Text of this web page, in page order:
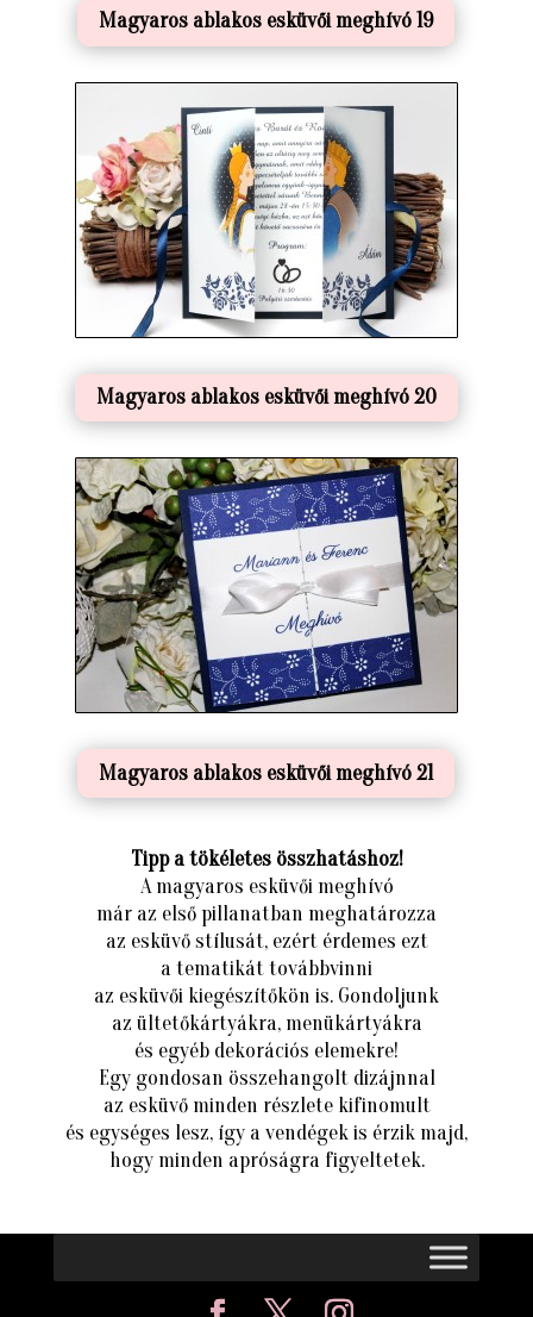
Magyaros ablakos esküvői meghívó 19
Magyaros ablakos esküvői meghívó 20
Magyaros ablakos esküvői meghívó 21
Tipp a tökéletes összhatáshoz!
A magyaros esküvői meghívó
már az első pillanatban meghatározza
az esküvő stílusát, ezért érdemes ezt
a tematikát továbbvinni
az esküvői kiegészítőkön is. Gondoljunk
az ültetőkártyákra, menükártyákra
és egyéb dekorációs elemekre!
Egy gondosan összehangolt dizájnnal
az esküvő minden részlete kifinomult
és egységes lesz, így a vendégek is érzik majd,
hogy minden apróságra figyeltetek.